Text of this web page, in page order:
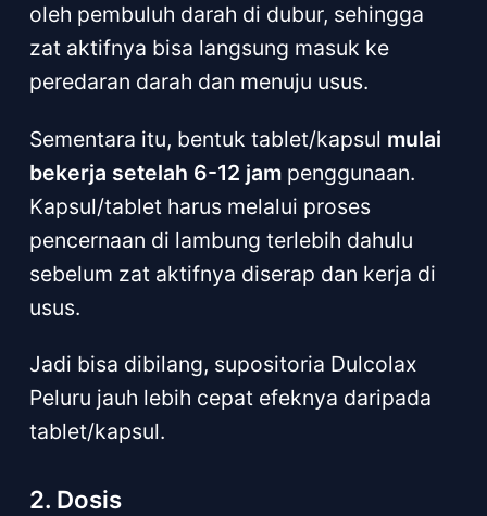
oleh pembuluh darah di dubur, sehingga
zat aktifnya bisa langsung masuk ke
peredaran darah dan menuju usus.
Sementara itu, bentuk tablet/kapsul mulai
bekerja setelah 6-12 jampenggunaan.
Kapsul/tablet harus melalui proses
pencernaan di lambung terlebih dahulu
sebelum zat aktifnya diserap dan kerja di
usus.
Jadi bisa dibilang, supositoria Dulcolax
Peluru jauh lebih cepat efeknya daripada
tablet/kapsul.
2. Dosis